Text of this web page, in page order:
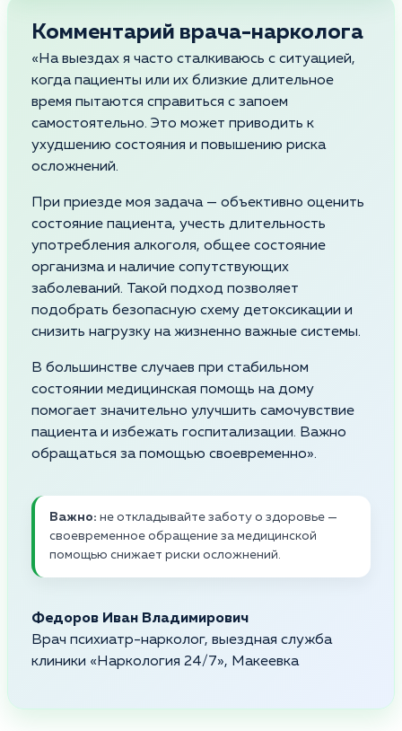
Комментарий врача-нарколога
«На выездах я часто сталкиваюсь с ситуацией,
когда пациенты или их близкие длительное
время пытаются справиться с запоем
самостоятельно. Это может приводить к
ухудшению состояния и повышению риска
осложнений.
При приезде моя задача — объективно оценить
состояние пациента, учесть длительность
употребления алкоголя, общее состояние
организма и наличие сопутствующих
заболеваний. Такой подход позволяет
подобрать безопасную схему детоксикации и
снизить нагрузку на жизненно важные системы.
В большинстве случаев при стабильном
состоянии медицинская помощь на дому
помогает значительно улучшить самочувствие
пациента и избежать госпитализации. Важно
обращаться за помощью своевременно».
Важно: не откладывайте заботу о здоровье —
своевременное обращение за медицинской
помощью снижает риски осложнений.
Федоров Иван Владимирович
Врач психиатр-нарколог, выездная служба
клиники «Наркология 24/7», Макеевка